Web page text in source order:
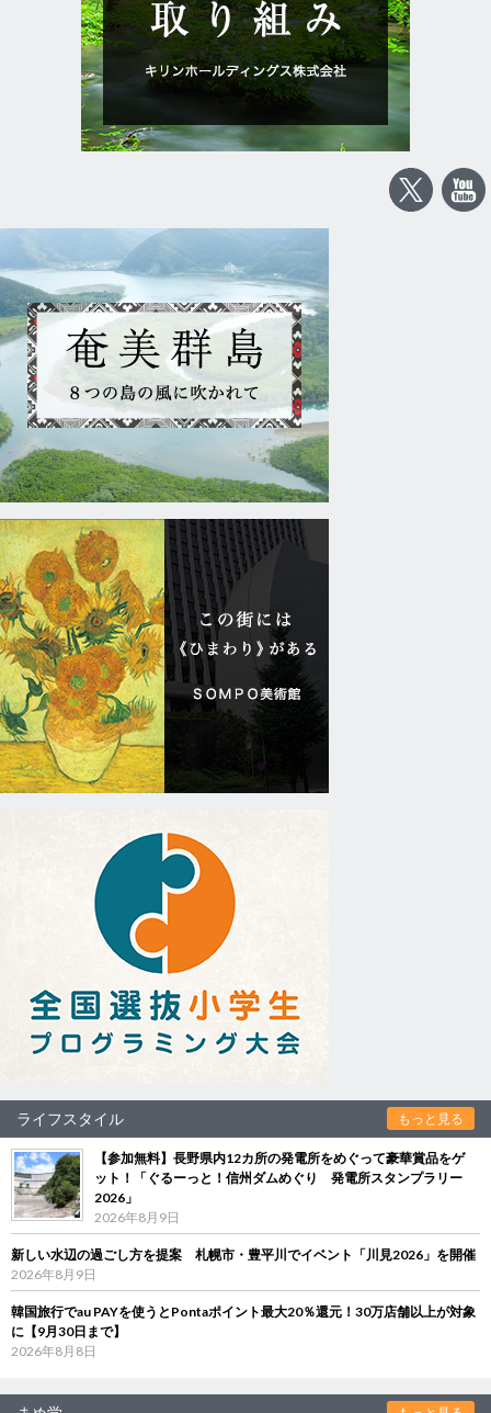
ライフスタイル もっと見る
【参加無料】長野県内12カ所の発電所をめぐって豪華賞品をゲ
ット！「ぐるーっと！信州ダムめぐり 発電所スタンプラリー
2026」
2026年8月9日
新しい水辺の過ごし方を提案 札幌市・豊平川でイベント「川見2026」を開催
2026年8月9日
韓国旅行でau PAYを使うとPontaポイント最大20％還元！30万店舗以上が対象
に【9月30日まで】
2026年8月8日